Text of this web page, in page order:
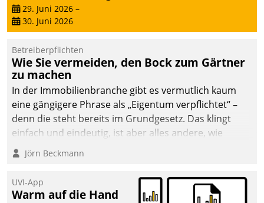
29. Juni 2026 –
30. Juni 2026
Betreiberpflichten
Wie Sie vermeiden, den Bock zum Gärtner
zu machen
In der Immobilienbranche gibt es vermutlich kaum
eine gängigere Phrase als „Eigentum verpflichtet“ –
denn die steht bereits im Grundgesetz. Das klingt
einfach und eindeutig, ist aber alles andere, wie
Branchenbeschäftigte wissen. Denn mit der
Verantwortung folgen Verpflichtungen.
Jörn Beckmann
UVI-App
Warm auf die Hand